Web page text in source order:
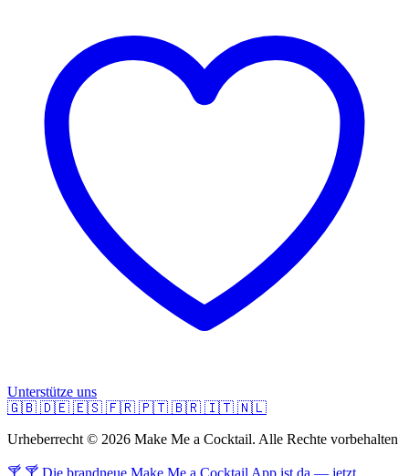
Unterstütze uns
🇬🇧 🇩🇪 🇪🇸 🇫🇷 🇵🇹 🇧🇷 🇮🇹 🇳🇱
Urheberrecht © 2026 Make Me a Cocktail. Alle Rechte vorbehalten